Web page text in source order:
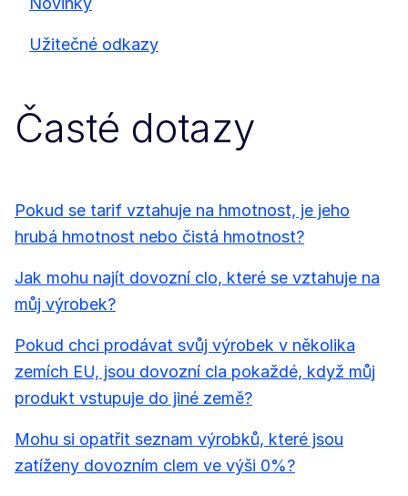
Užitečné odkazy
Časté dotazy
Pokud se tarif vztahuje na hmotnost, je jeho
hrubá hmotnost nebo čistá hmotnost?
Jak mohu najít dovozní clo, které se vztahuje na
můj výrobek?
Pokud chci prodávat svůj výrobek v několika
zemích EU, jsou dovozní cla pokaždé, když můj
produkt vstupuje do jiné země?
Mohu si opatřit seznam výrobků, které jsou
zatíženy dovozním clem ve výši 0%?